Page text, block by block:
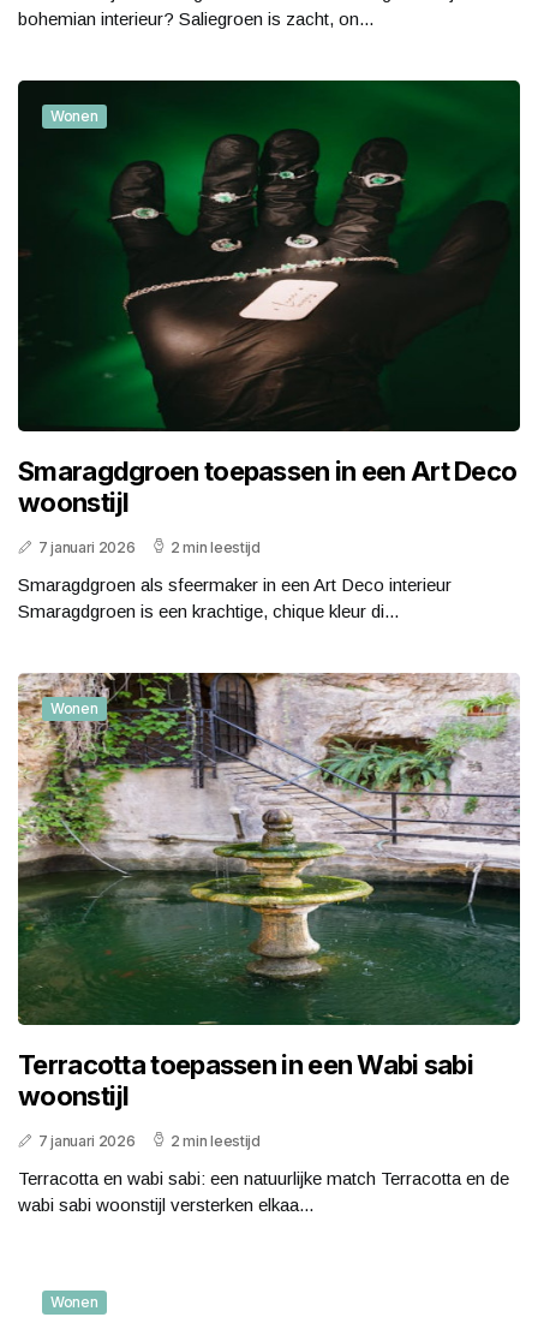
bohemian interieur? Saliegroen is zacht, on...
Wonen
Smaragdgroen toepassen in een Art Deco
woonstijl
7 januari 2026 2 min leestijd
Smaragdgroen als sfeermaker in een Art Deco interieur
Smaragdgroen is een krachtige, chique kleur di...
Wonen
Terracotta toepassen in een Wabi sabi
woonstijl
7 januari 2026 2 min leestijd
Terracotta en wabi sabi: een natuurlijke match Terracotta en de
wabi sabi woonstijl versterken elkaa...
Wonen